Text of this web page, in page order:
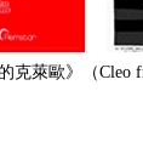
克萊歐》（Cleo